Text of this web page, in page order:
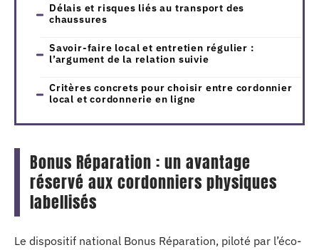
Délais et risques liés au transport des
chaussures
Savoir-faire local et entretien régulier :
l’argument de la relation suivie
Critères concrets pour choisir entre cordonnier
local et cordonnerie en ligne
Bonus Réparation : un avantage
réservé aux cordonniers physiques
labellisés
Le dispositif national Bonus Réparation, piloté par l’éco-